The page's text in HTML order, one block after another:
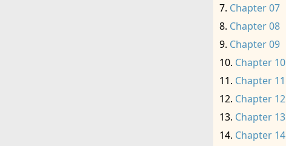
Chapter 07
Chapter 08
Chapter 09
Chapter 10
Chapter 11
Chapter 12
Chapter 13
Chapter 14